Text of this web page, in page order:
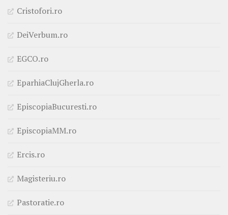
Cristofori.ro
DeiVerbum.ro
EGCO.ro
EparhiaClujGherla.ro
EpiscopiaBucuresti.ro
EpiscopiaMM.ro
Ercis.ro
Magisteriu.ro
Pastoratie.ro